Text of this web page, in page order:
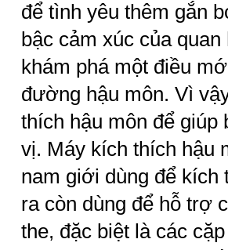
để tình yêu thêm gắn
bậc cảm xúc của
khám phá một điều
đường hậu môn. Vì
thích hậu môn để
vị. Máy kích thích hậu
nam giới dùng để kích
ra còn dùng để hỗ trợ
the, đặc biệt là các